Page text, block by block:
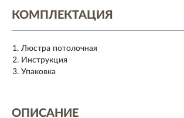
КОМПЛЕКТАЦИЯ
Люстра потолочная
Инструкция
Упаковка
ОПИСАНИЕ